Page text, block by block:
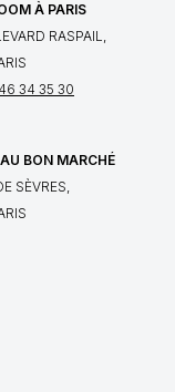
À PARIS
RASPAIL,
34 35 30
BON MARCHÉ
SÈVRES,